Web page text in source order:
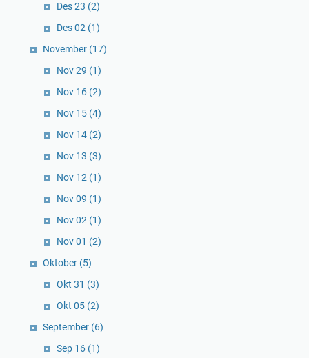
Des 23 (2)
Des 02 (1)
November (17)
Nov 29 (1)
Nov 16 (2)
Nov 15 (4)
Nov 14 (2)
Nov 13 (3)
Nov 12 (1)
Nov 09 (1)
Nov 02 (1)
Nov 01 (2)
Oktober (5)
Okt 31 (3)
Okt 05 (2)
September (6)
Sep 16 (1)